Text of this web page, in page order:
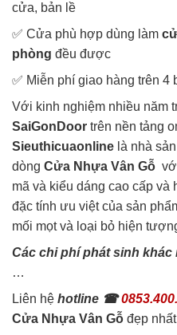
cửa, bản lề
✅ Cửa phù hợp dùng làm
phòng đều được
✅ Miễn phí giao hàng trên 4
Với kinh nghiệm nhiều năm
SaiGonDoor trên nền tảng
Sieuthicuaonline là nhà
dòng Cửa Nhựa Vân Gỗ
mã và kiểu dáng cao cấp
đặc tính ưu việt của sản
mối mọt và loại bỏ hiện
Các chi phí phát sinh khác
…
Liên hệ hotline ☎
Cửa Nhựa Vân Gỗ đẹp